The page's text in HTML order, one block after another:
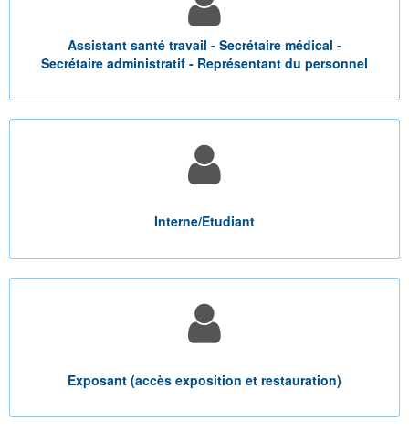
Assistant santé travail - Secrétaire médical -
Secrétaire administratif - Représentant du personnel
Interne/Etudiant
Exposant (accès exposition et restauration)